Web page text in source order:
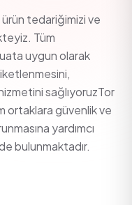
ürün tedariğimizi ve
Tüm
uygun olarak
sağlıyoruzTor
ortaklara güvenlik ve
yardımcı
bulunmaktadır.